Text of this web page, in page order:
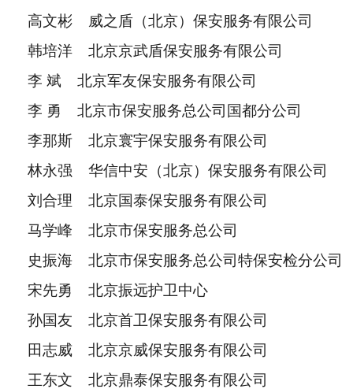
高文彬 威之盾（北京）保安服务有限公司
韩培洋 北京京武盾保安服务有限公司
李 斌 北京军友保安服务有限公司
李 勇 北京市保安服务总公司国都分公司
李那斯 北京寰宇保安服务有限公司
林永强 华信中安（北京）保安服务有限公司
刘合理 北京国泰保安服务有限公司
马学峰 北京市保安服务总公司
史振海 北京市保安服务总公司特保安检分公司
宋先勇 北京振远护卫中心
孙国友 北京首卫保安服务有限公司
田志威 北京京威保安服务有限公司
王东文 北京鼎泰保安服务有限公司